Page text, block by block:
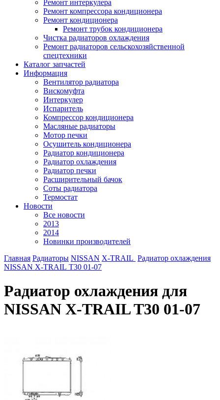
Ремонт интеркулера
Ремонт компрессора кондиционера
Ремонт кондиционера
Ремонт трубок кондиционера
Чистка радиаторов охлаждения
Ремонт радиаторов сельскохозяйственной
спецтехники
Каталог запчастей
Информация
Вентилятор радиатора
Вискомуфта
Интеркулер
Испаритель
Компрессор кондиционера
Масляные радиаторы
Мотор печки
Осушитель кондиционера
Радиатор кондиционера
Радиатор охлаждения
Радиатор печки
Расширительный бачок
Соты радиатора
Термостат
Новости
Все новости
2013
2014
Новинки производителей
Главная Радиаторы NISSAN X-TRAIL Радиатор охлаждения
NISSAN X-TRAIL T30 01-07
Радиатор охлаждения для
NISSAN X-TRAIL T30 01-07